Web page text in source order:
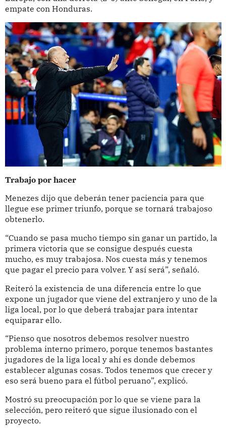
empate con Honduras.
Trabajo por hacer
Menezes dijo que deberán tener paciencia para que
llegue ese primer triunfo, porque se tornará trabajoso
obtenerlo.
“Cuando se pasa mucho tiempo sin ganar un partido, la
primera victoria que se consigue después cuesta
mucho, es muy trabajosa. Nos cuesta más y tenemos
que pagar el precio para volver. Y así será”, señaló.
Reiteró la existencia de una diferencia entre lo que
expone un jugador que viene del extranjero y uno de la
liga local, por lo que deberá trabajar para intentar
equiparar ello.
“Pienso que nosotros debemos resolver nuestro
problema interno primero, porque tenemos bastantes
jugadores de la liga local y ahí es donde debemos
establecer algunas cosas. Todos tenemos que crecer y
eso será bueno para el fútbol peruano”, explicó.
Mostró su preocupación por lo que se viene para la
selección, pero reiteró que sigue ilusionado con el
proyecto.